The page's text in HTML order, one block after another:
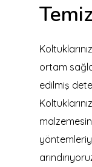
ortam
edilmiş